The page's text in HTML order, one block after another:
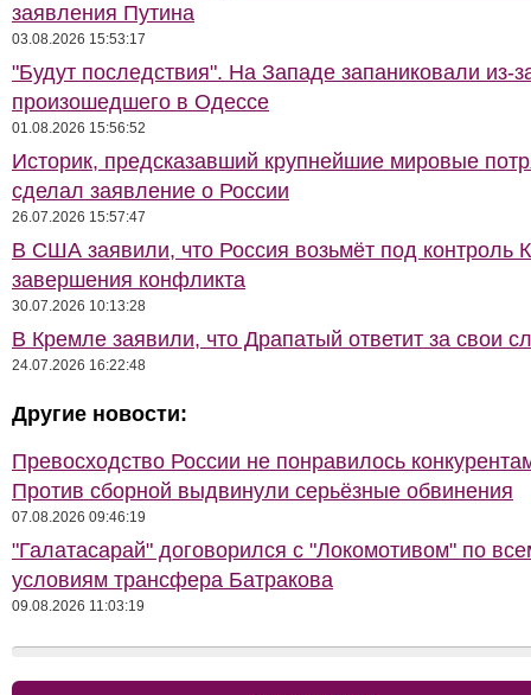
заявления Путина
03.08.2026 15:53:17
"Будут последствия". На Западе запаниковали из-
произошедшего в Одессе
01.08.2026 15:56:52
Историк, предсказавший крупнейшие мировые
сделал заявление о России
26.07.2026 15:57:47
В США заявили, что Россия возьмёт под контроль
завершения конфликта
30.07.2026 10:13:28
В Кремле заявили, что Драпатый ответит за свои
24.07.2026 16:22:48
Другие новости:
Превосходство России не понравилось
Против сборной выдвинули серьёзные обвинения
07.08.2026 09:46:19
"Галатасарай" договорился с "Локомотивом" по
условиям трансфера Батракова
09.08.2026 11:03:19